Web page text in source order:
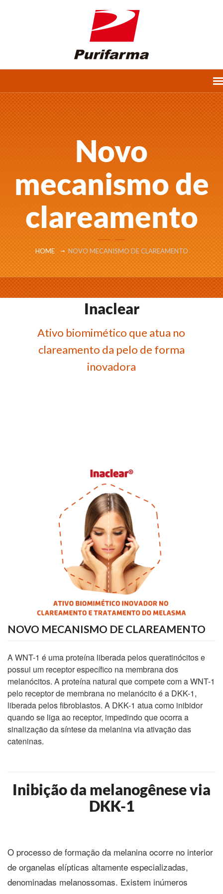
Novo
mecanismo de
clareamento
HOME NOVO MECANISMO DE CLAREAMENTO
Inaclear
Ativo biomimético que atua no
clareamento da pelo de forma
inovadora
NOVO MECANISMO DE CLAREAMENTO
A WNT-1 é uma proteína liberada pelos queratinócitos e
possui um receptor específico na membrana dos
melanócitos. A proteína natural que compete com a WNT-1
pelo receptor de membrana no melanócito é a DKK-1,
liberada pelos fibroblastos. A DKK-1 atua como inibidor
quando se liga ao receptor, impedindo que ocorra a
sinalização da síntese da melanina via ativação das
cateninas.
Inibição da melanogênese via
DKK-1
O processo de formação da melanina ocorre no interior
de organelas elípticas altamente especializadas,
denominadas melanossomas. Existem inúmeros